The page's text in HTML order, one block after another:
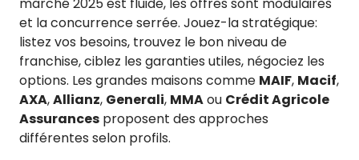
et la concurrence serrée. Jouez-la stratégique:
listez vos besoins, trouvez le bon niveau de
franchise, ciblez les garanties utiles, négociez les
options. Les grandes maisons comme MAIF, Macif,
AXA,Allianz, Generali, MMAou Crédit Agricole
Assurances proposent des approches
différentes selon profils.